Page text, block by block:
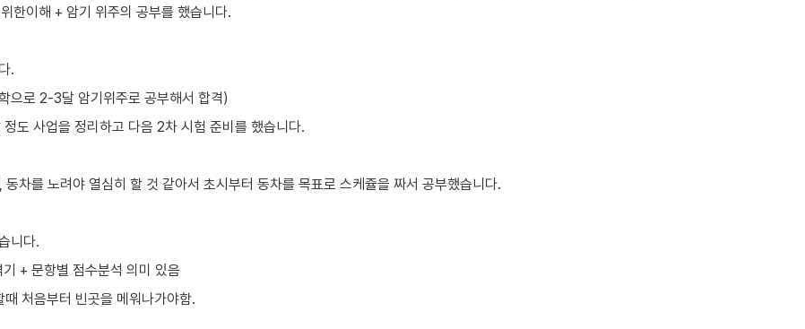
한이해 + 암기 위주의 공부를 했습니다.
.
으로 2-3달 암기위주로 공부해서 합격)
도 사업을 정리하고 다음 2차 시험 준비를 했습니다.
차를 노려야 열심히 할 것 같아서 초시부터 동차를 목표로 스케쥴을 짜서 공부했습니다.
니다.
+ 문항별 점수분석 의미 있음
처음부터 빈곳을 메워나가야함.